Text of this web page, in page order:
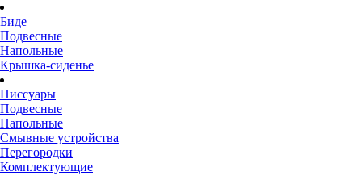
Биде
Подвесные
Напольные
Крышка-сиденье
Писсуары
Подвесные
Напольные
Смывные устройства
Перегородки
Комплектующие